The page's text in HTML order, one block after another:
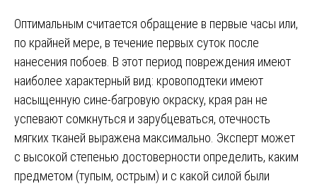
Оптимальным считается обращение в первые часы или,
по крайней мере, в течение первых суток после
нанесения побоев. В этот период повреждения имеют
наиболее характерный вид: кровоподтеки имеют
насыщенную сине-багровую окраску, края ран не
успевают сомкнуться и зарубцеваться, отечность
мягких тканей выражена максимально. Эксперт может
с высокой степенью достоверности определить, каким
предметом (тупым, острым) и с какой силой были